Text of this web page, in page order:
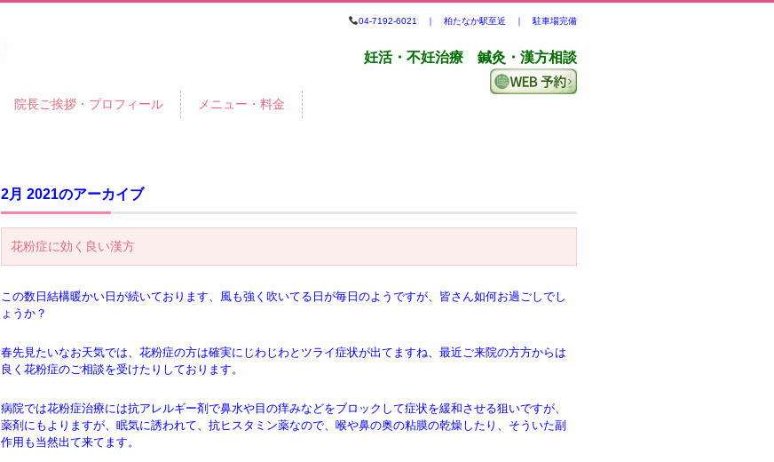
04-7192-6021 ｜ 柏たなか駅至近 ｜ 駐車場完備
妊活・不妊治療 鍼灸・漢方相談
院長ご挨拶・プロフィール メニュー・料金
2月 2021のアーカイブ
花粉症に効く良い漢方
この数日結構暖かい日が続いております、風も強く吹いてる日が毎日のようですが、皆さん如何お過ごしでし
ょうか？
春先見たいなお天気では、花粉症の方は確実にじわじわとツライ症状が出てますね、最近ご来院の方方からは
良く花粉症のご相談を受けたりしております。
病院では花粉症治療には抗アレルギー剤で鼻水や目の痒みなどをブロックして症状を緩和させる狙いですが、
薬剤にもよりますが、眠気に誘われて、抗ヒスタミン薬なので、喉や鼻の奥の粘膜の乾燥したり、そういた副
作用も当然出て来てます。